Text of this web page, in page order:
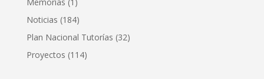
Noticias (184)
Plan Nacional Tutorías (32)
Proyectos (114)